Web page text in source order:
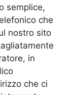
semplice,
che
nostro sito
in
che ci